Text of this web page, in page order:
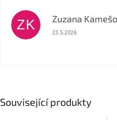
Související produkty
ZK Zuzana
Hodnocení obchodu
23.5.2026